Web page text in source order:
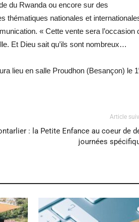
du Rwanda ou encore sur des
thématiques nationales et
« Cette vente sera l’occasion
Et Dieu sait qu’ils sont nombreux…
lieu en salle Proudhon (Besançon) le 1
Article
: la Petite Enfance au coeur de
journées